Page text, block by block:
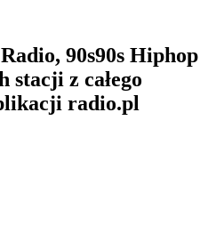
90s90s Hiphop
z całego
radio.pl